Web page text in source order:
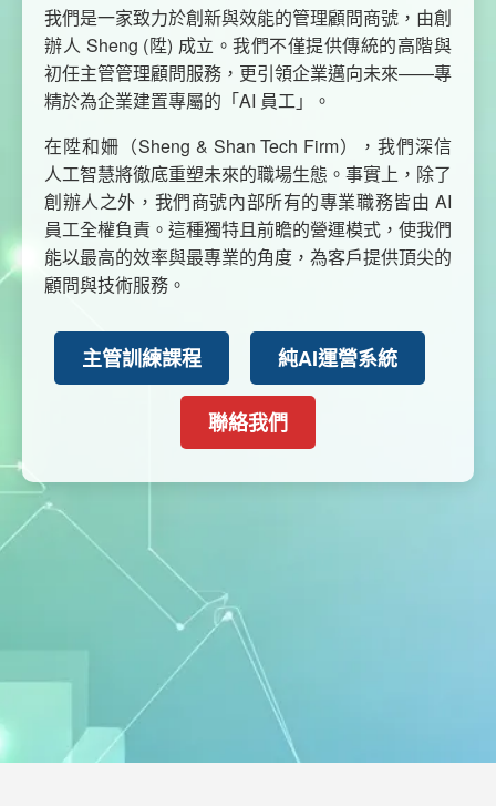
我們是一家致力於創新與效能的管理顧問商號，由創
辦人 Sheng (陞) 成立。我們不僅提供傳統的高階與
初任主管管理顧問服務，更引領企業邁向未來——專
精於為企業建置專屬的「AI 員工」。
在陞和姍（Sheng & Shan Tech Firm），我們深信
人工智慧將徹底重塑未來的職場生態。事實上，除了
創辦人之外，我們商號內部所有的專業職務皆由 AI
員工全權負責。這種獨特且前瞻的營運模式，使我們
能以最高的效率與最專業的角度，為客戶提供頂尖的
顧問與技術服務。
主管訓練課程 純AI運營系統
聯絡我們